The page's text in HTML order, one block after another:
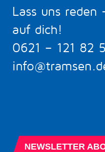
Lass uns
auf dich!
0621 – 121 82
NEWSLETTER